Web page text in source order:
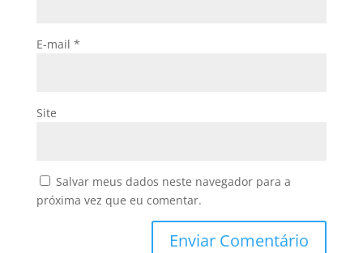
E-mail *
Site
Salvar meus dados neste navegador para a
próxima vez que eu comentar.